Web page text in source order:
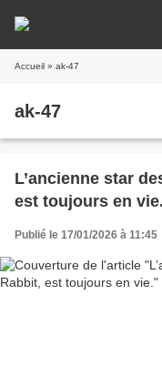
Accueil » ak-47
ak-47
L’ancienne star
est toujours en vie.
Publié le 17/01/2026 à 11:45